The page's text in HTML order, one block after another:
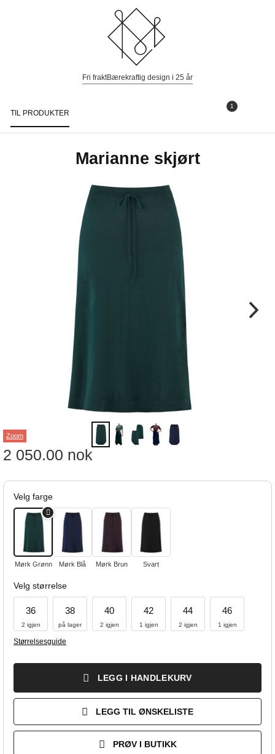
Fri fraktBærekraftig design i 25 år
1
TIL PRODUKTER
Marianne skjørt
Zoom
2 050.00 nok
Velg farge
Mørk Grønn Mørk Blå Mørk Brun Svart
Velg størrelse
36
2 igjen
38
på lager
40
2 igjen
42
1 igjen
44
2 igjen
46
1 igjen
Størrelsesguide
LEGG I HANDLEKURV
LEGG TIL ØNSKELISTE
PRØV I BUTIKK